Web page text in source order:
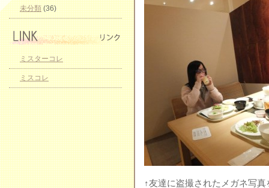
↑友達に盗撮されたメガネ写
未分類(36)
ミスターコレ
ミスコレ